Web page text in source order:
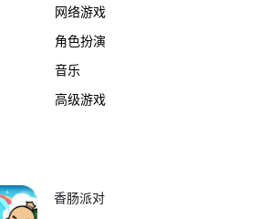
网络游戏
角色扮演
音乐
高级游戏
香肠派对